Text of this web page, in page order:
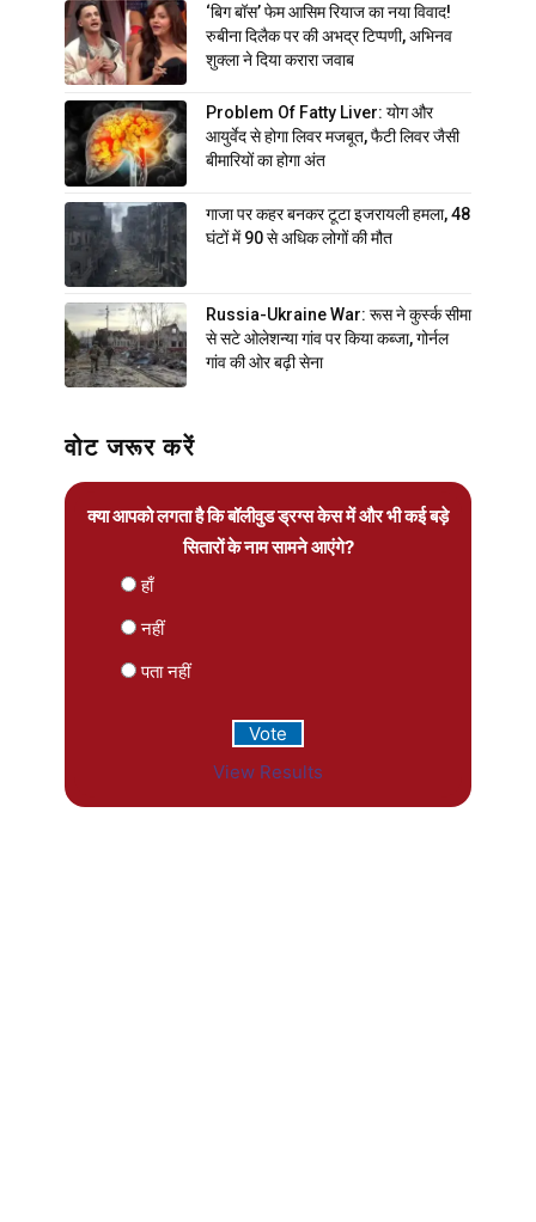
‘बिग बॉस’ फेम आसिम रियाज का नया विवाद!
रुबीना दिलैक पर की अभद्र टिप्पणी, अभिनव
शुक्ला ने दिया करारा जवाब
Problem Of Fatty Liver: योग और
आयुर्वेद से होगा लिवर मजबूत, फैटी लिवर जैसी
बीमारियों का होगा अंत
गाजा पर कहर बनकर टूटा इजरायली हमला, 48
घंटों में 90 से अधिक लोगों की मौत
Russia-Ukraine War: रूस ने कुर्स्क सीमा
से सटे ओलेशन्या गांव पर किया कब्जा, गोर्नल
गांव की ओर बढ़ी सेना
वोट जरूर करें
क्या आपको लगता है कि बॉलीवुड ड्रग्स केस में और भी कई बड़े
सितारों के नाम सामने आएंगे?
हाँ
नहीं
पता नहीं
View Results